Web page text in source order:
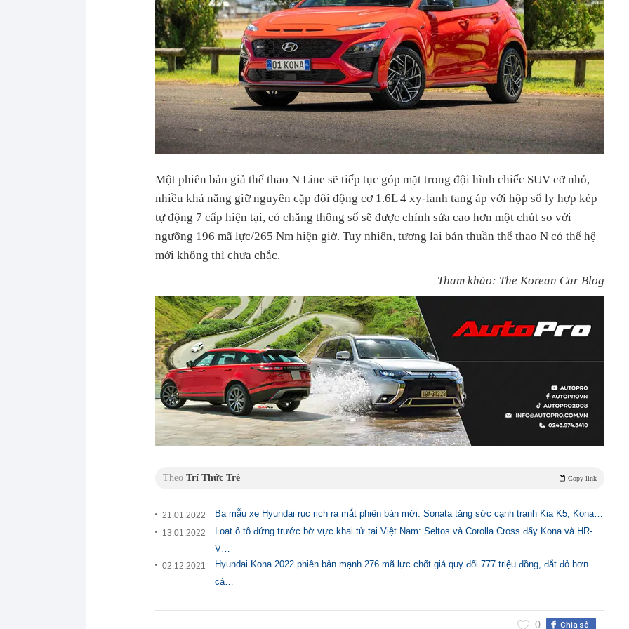
Một phiên bản giả thể thao N Line sẽ tiếp tục góp mặt trong đội hình chiếc SUV cỡ nhỏ,
nhiều khả năng giữ nguyên cặp đôi động cơ 1.6L 4 xy-lanh tang áp với hộp số ly hợp kép
tự động 7 cấp hiện tại, có chăng thông số sẽ được chỉnh sửa cao hơn một chút so với
ngưỡng 196 mã lực/265 Nm hiện giờ. Tuy nhiên, tương lai bản thuần thể thao N có thế hệ
mới không thì chưa chắc.
Tham khảo: The Korean Car Blog
Theo Trí Thức Trẻ Copy link
21.01.2022 Ba mẫu xe Hyundai rục rịch ra mắt phiên bản mới: Sonata tăng sức cạnh tranh Kia K5, Kona…
13.01.2022
Loạt ô tô đứng trước bờ vực khai tử tại Việt Nam: Seltos và Corolla Cross đẩy Kona và HR-
V…
02.12.2021
Hyundai Kona 2022 phiên bản mạnh 276 mã lực chốt giá quy đổi 777 triệu đồng, đắt đỏ hơn
cả…
Chia sẻ
0